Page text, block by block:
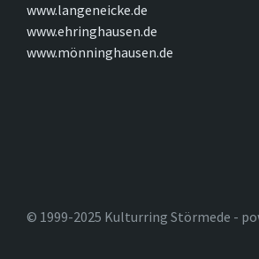
www.langeneicke.de
www.ehringhausen.de
www.mönninghausen.de
© 1999-2025 Kulturring Störmede -